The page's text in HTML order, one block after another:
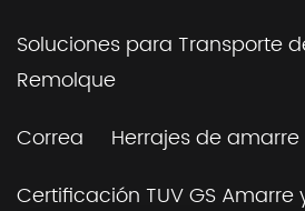
Soluciones para Transporte
Remolque
Correa
Herrajes de amarre
Certificación TUV GS Amarre